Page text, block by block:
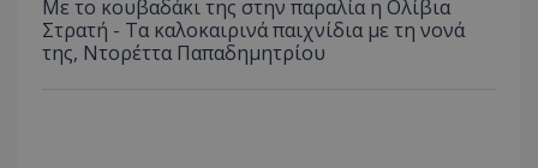
Με το κουβαδάκι της στην παραλία η Ολίβια
Στρατή - Τα καλοκαιρινά παιχνίδια με τη νονά
της, Ντορέττα Παπαδημητρίου